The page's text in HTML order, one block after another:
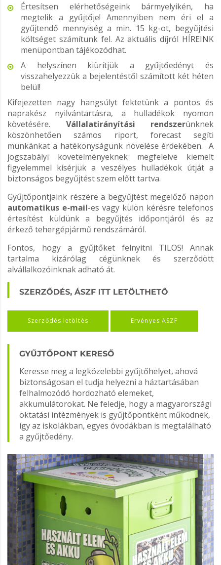
Értesítsen elérhetőségeink bármyelyikén, ha
megtelik a gyűjtője! Amennyiben nem éri el a
gyűjtendő mennyiség a min. 15 kg-ot, begyűjtési
költséget számítunk fel. Az aktuális díjról HÍREINK
menüpontban tájékozódhat.
A helyszínen kiürítjük a gyűjtőedényt és
visszahelyezzük a bejelentéstől számított két héten
belül!
Kifejezetten nagy hangsúlyt fektetünk a pontos és
naprakész nyilvántartásra, a hulladékok nyomon
követésére. Vállalatirányítási rendszerünknek
köszönhetően számos riport, forecast segíti
munkánkat a hatékonyságunk növelése érdekében. A
jogszabályi követelményeknek megfelelve kiemelt
figyelemmel kísérjük a veszélyes hulladékok útját a
biztonságos begyűjtést szem előtt tartva.
Gyűjtőpontjaink részére a begyűjtést megelőző napon
automatikus e-mail-es vagy külön kérésre telefonos
értesítést küldünk a begyűjtés időpontjáról és az
érkező tehergépjármű rendszámáról.
Fontos, hogy a gyűjtőket felnyitni TILOS! Annak
tartalma kizárólag cégünknek és szerződött
alvállalkozóinknak adható át.
SZERZŐDÉS, ÁSZF ITT LETÖLTHETŐ
Szerződés letöltés Érvényes ÁSZF
GYŰJTŐPONT KERESŐ
Keresse meg a legközelebbi gyűjtőhelyet, ahová
biztonságosan el tudja helyezni a háztartásában
felhalmozódó hordozható elemeket,
akkumulátorokat. Ne feledje, hogy a magyarországi
oktatási intézmények is gyűjtőpontként működnek,
így az iskolákban, egyes óvodákban is megtalálható
a gyűjtőedény.